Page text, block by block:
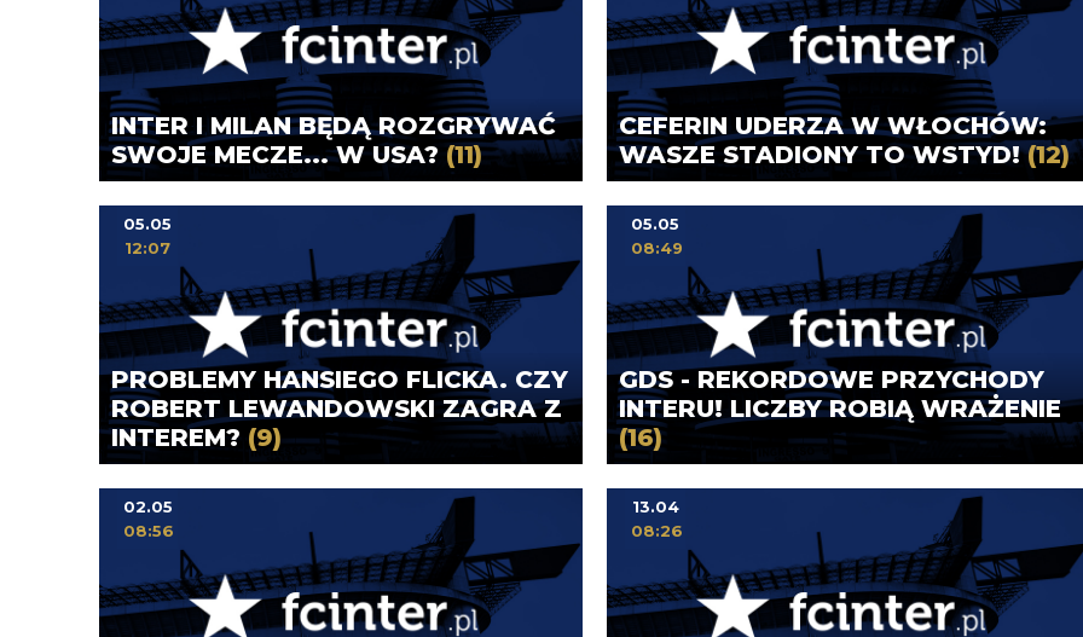
INTER I MILAN BĘDĄ ROZGRYWAĆ
SWOJE MECZE... W USA? (11)
CEFERIN UDERZA W WŁOCHÓW:
WASZE STADIONY TO WSTYD!(12)
PROBLEMY HANSIEGO FLICKA. CZY
ROBERT LEWANDOWSKI ZAGRA Z
INTEREM? (9)
05.05
12:07
GDS - REKORDOWE PRZYCHODY
INTERU! LICZBY ROBIĄ WRAŻENIE
(16)
05.05
08:49
02.05
08:56
13.04
08:26